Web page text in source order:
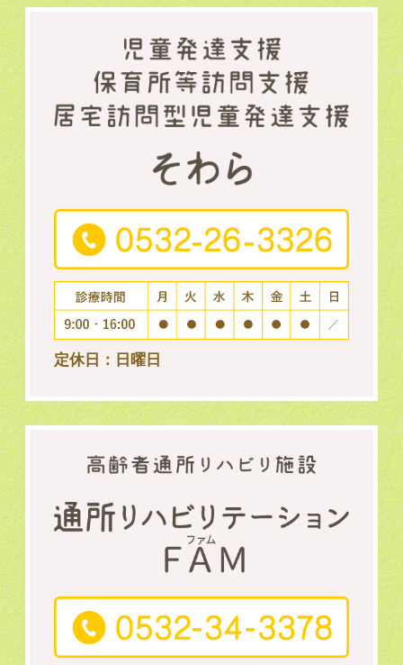
定休日：日曜日